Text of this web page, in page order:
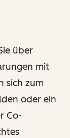
über
mit
sich zum
oder ein
Co-